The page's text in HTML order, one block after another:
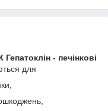
- печінкові
для